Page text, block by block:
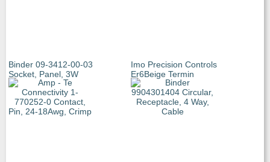
Binder 09-3412-00-03
Socket, Panel, 3W
Imo Precision Controls
Er6Beige Termin